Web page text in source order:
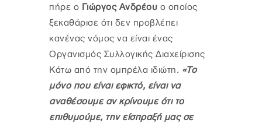
πήρε ο Γιώργος Ανδρέου ο οποίος
ξεκαθάρισε ότι δεν προβλέπει
κανένας νόμος να είναι ένας
Οργανισμός Συλλογικής Διαχείρισης
Κάτω από την ομπρέλα ιδιώτη. «Το
μόνο που είναι εφικτό, είναι να
αναθέσουμε αν κρίνουμε ότι το
επιθυμούμε, την είσπραξή μας σε